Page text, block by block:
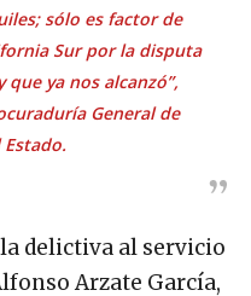
sólo es factor de
Sur por la disputa
ya nos alcanzó”,
General de
Estado.
delictiva al servicio
Arzate García,